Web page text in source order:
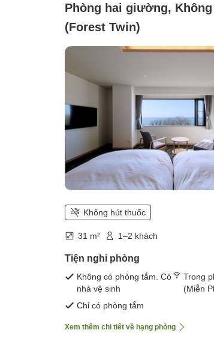
Phòng hai giường,
(Forest Twin)
Không hút thuốc
31 m² 1–2 khách
Tiện nghi phòng
Không có phòng tắm. Có
nhà vệ sinh
Trong
(Miễn
Chỉ có phòng tắm
Xem thêm chi tiết về hạng phòng